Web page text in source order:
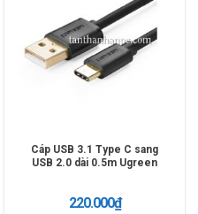
Cáp USB 3.1 Type C sang
USB 2.0 dài 0.5m Ugreen
220.000₫